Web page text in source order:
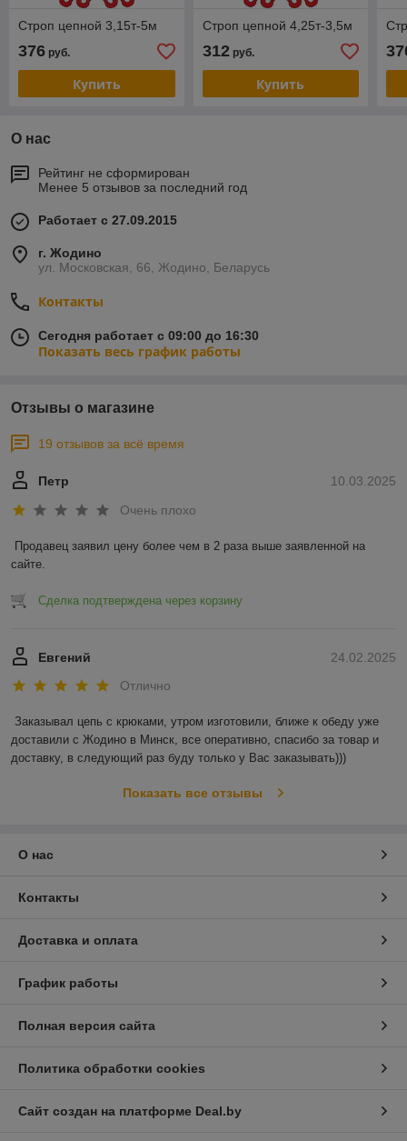
Строп цепной 3,15т-5м
376 руб.
Купить
Строп цепной 4,25т-3,5м
312руб.
Купить
О нас
Рейтинг не сформирован
Менее 5 отзывов за последний год
Работает с 27.09.2015
г. Жодино
ул. Московская, 66, Жодино, Беларусь
Контакты
Сегодня работает с 09:00 до 16:30
Показать весь график работы
Отзывы о магазине
19 отзывов за всё время
10.03.2025
Петр
Очень плохо
Продавец заявил цену более чем в 2 раза выше заявленной на
сайте.
Сделка подтверждена через корзину
24.02.2025
Евгений
Отлично
Заказывал цепь с крюками, утром изготовили, ближе к обеду уже
доставили с Жодино в Минск, все оперативно, спасибо за товар и
доставку, в следующий раз буду только у Вас заказывать)))
Показать все отзывы
О нас
Контакты
Доставка и оплата
График работы
Полная версия сайта
Политика обработки cookies
Сайт создан на платформе Deal.by